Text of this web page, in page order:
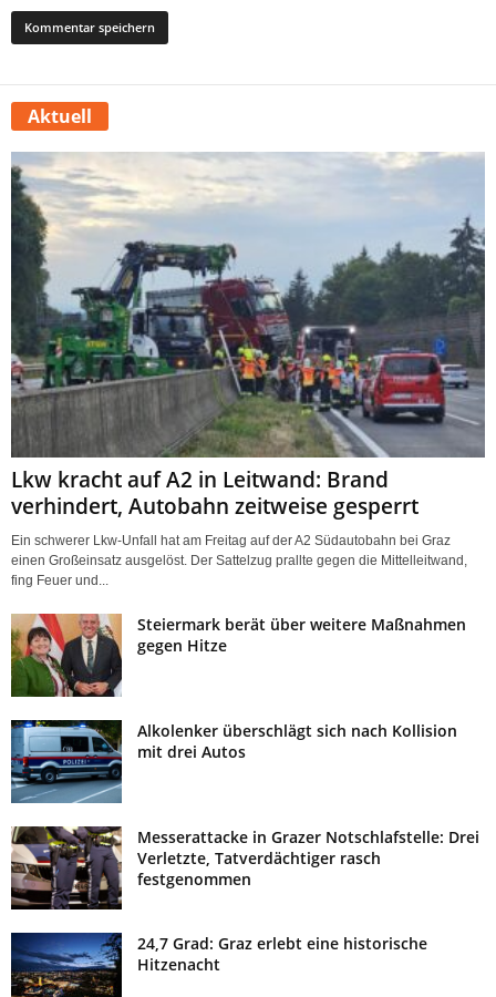
Aktuell
Lkw kracht auf A2 in Leitwand: Brand
verhindert, Autobahn zeitweise gesperrt
Ein schwerer Lkw-Unfall hat am Freitag auf der A2 Südautobahn bei Graz
einen Großeinsatz ausgelöst. Der Sattelzug prallte gegen die Mittelleitwand,
fing Feuer und...
Steiermark berät über weitere Maßnahmen
gegen Hitze
Alkolenker überschlägt sich nach Kollision
mit drei Autos
Messerattacke in Grazer Notschlafstelle: Drei
Verletzte, Tatverdächtiger rasch
festgenommen
24,7 Grad: Graz erlebt eine historische
Hitzenacht